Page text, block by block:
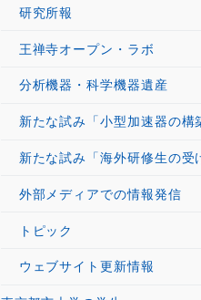
研究所報
王禅寺オープン・ラボ
分析機器・科学機器遺産
新たな試み「小型加速器の構
新たな試み「海外研修生の受
外部メディアでの情報発信
トピック
ウェブサイト更新情報